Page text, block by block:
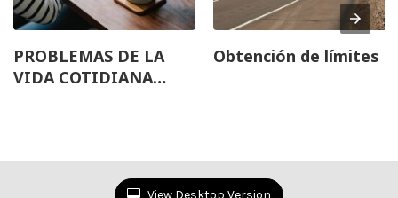
PROBLEMAS DE LA
VIDA COTIDIANA
Obtención de límites
View Desktop Version